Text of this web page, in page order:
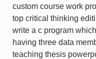
custom course work
top critical thinking
write a c program
having three data
teaching thesis